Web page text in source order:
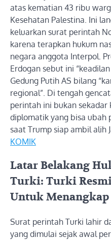
atas kematian 43 ribu
Kesehatan Palestina. Ini
keluarkan surat perintah
karena terapkan hukum
negara anggota Interpol.
Erdogan sebut ini
Gedung Putih AS bilang
regional”. Di tengah
perintah ini bukan sekadar
diplomatik yang bisa ubah
saat Trump siap ambil alih
KOMIK
Latar Belakang
Turki: Turki
Untuk
Surat perintah Turki lahir
yang dimulai sejak awal